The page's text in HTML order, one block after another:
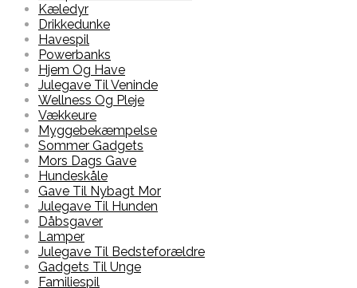
Kæledyr
Drikkedunke
Havespil
Powerbanks
Hjem Og Have
Julegave Til Veninde
Wellness Og Pleje
Vækkeure
Myggebekæmpelse
Sommer Gadgets
Mors Dags Gave
Hundeskåle
Gave Til Nybagt Mor
Julegave Til Hunden
Dåbsgaver
Lamper
Julegave Til Bedsteforældre
Gadgets Til Unge
Familiespil